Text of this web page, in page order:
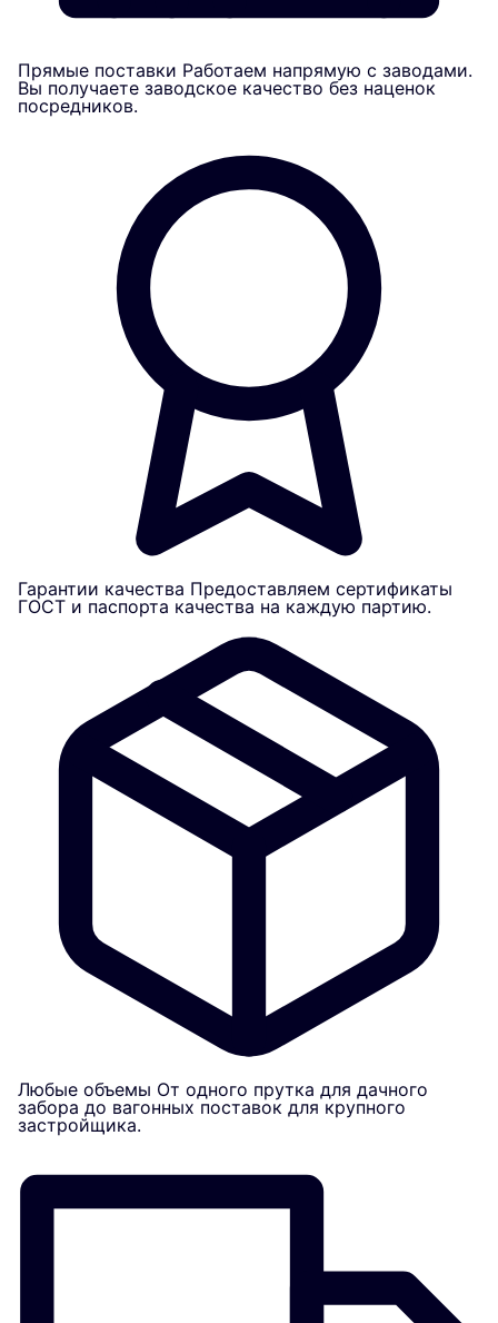
Прямые поставки Работаем напрямую с заводами.
Вы получаете заводское качество без наценок
посредников.
Гарантии качества Предоставляем сертификаты
ГОСТ и паспорта качества на каждую партию.
Любые объемы От одного прутка для дачного
забора до вагонных поставок для крупного
застройщика.